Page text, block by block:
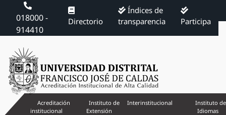
018000 -
914410
Directorio
Índices de
transparencia
Participa
Acreditación
institucional
Instituto de
Extensión
Interinstitucional
Instituto de
Idiomas